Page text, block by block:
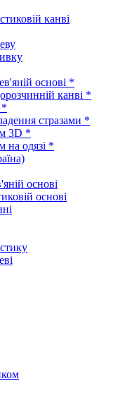
канві
основі *
канві *
*
стразами *
3D *
на одязі *
основі
основі